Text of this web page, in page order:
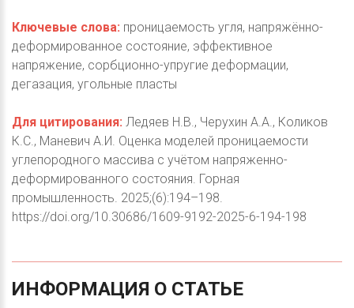
Ключевые слова: проницаемость угля, напряжённо-
деформированное состояние, эффективное
напряжение, сорбционно-упругие деформации,
дегазация, угольные пласты
Для цитирования: Ледяев Н.В., Черухин А.А., Коликов
К.С., Маневич А.И. Оценка моделей проницаемости
углепородного массива с учётом напряженно-
деформированного состояния. Горная
промышленность. 2025;(6):194–198.
https://doi.org/10.30686/1609-9192-2025-6-194-198
ИНФОРМАЦИЯ О СТАТЬЕ